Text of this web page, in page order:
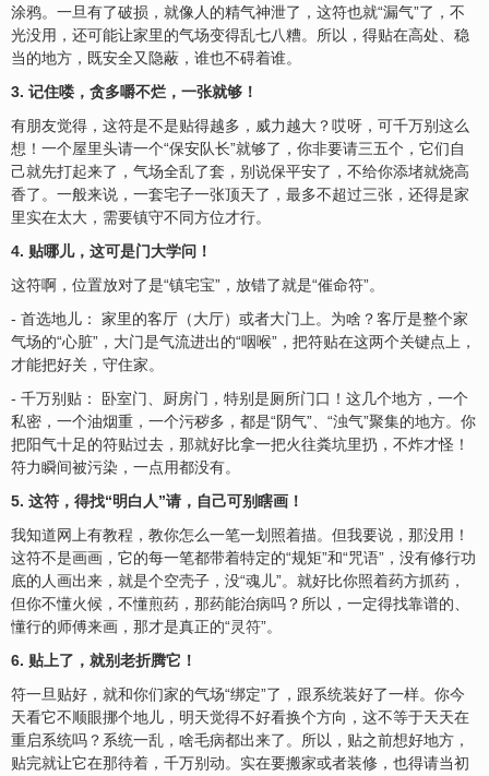
涂鸦。一旦有了破损，就像人的精气神泄了，这符也就“漏气”了，不
光没用，还可能让家里的气场变得乱七八糟。所以，得贴在高处、稳
当的地方，既安全又隐蔽，谁也不碍着谁。
3. 记住喽，贪多嚼不烂，一张就够！
有朋友觉得，这符是不是贴得越多，威力越大？哎呀，可千万别这么
想！一个屋里头请一个“保安队长”就够了，你非要请三五个，它们自
己就先打起来了，气场全乱了套，别说保平安了，不给你添堵就烧高
香了。一般来说，一套宅子一张顶天了，最多不超过三张，还得是家
里实在太大，需要镇守不同方位才行。
4. 贴哪儿，这可是门大学问！
这符啊，位置放对了是“镇宅宝”，放错了就是“催命符”。
- 首选地儿： 家里的客厅（大厅）或者大门上。为啥？客厅是整个家
气场的“心脏”，大门是气流进出的“咽喉”，把符贴在这两个关键点上，
才能把好关，守住家。
- 千万别贴： 卧室门、厨房门，特别是厕所门口！这几个地方，一个
私密，一个油烟重，一个污秽多，都是“阴气”、“浊气”聚集的地方。你
把阳气十足的符贴过去，那就好比拿一把火往粪坑里扔，不炸才怪！
符力瞬间被污染，一点用都没有。
5. 这符，得找“明白人”请，自己可别瞎画！
我知道网上有教程，教你怎么一笔一划照着描。但我要说，那没用！
这符不是画画，它的每一笔都带着特定的“规矩”和“咒语”，没有修行功
底的人画出来，就是个空壳子，没“魂儿”。就好比你照着药方抓药，
但你不懂火候，不懂煎药，那药能治病吗？所以，一定得找靠谱的、
懂行的师傅来画，那才是真正的“灵符”。
6. 贴上了，就别老折腾它！
符一旦贴好，就和你们家的气场“绑定”了，跟系统装好了一样。你今
天看它不顺眼挪个地儿，明天觉得不好看换个方向，这不等于天天在
重启系统吗？系统一乱，啥毛病都出来了。所以，贴之前想好地方，
贴完就让它在那待着，千万别动。实在要搬家或者装修，也得请当初